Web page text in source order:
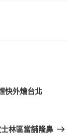
快外燴台北
林區當舖隆鼻